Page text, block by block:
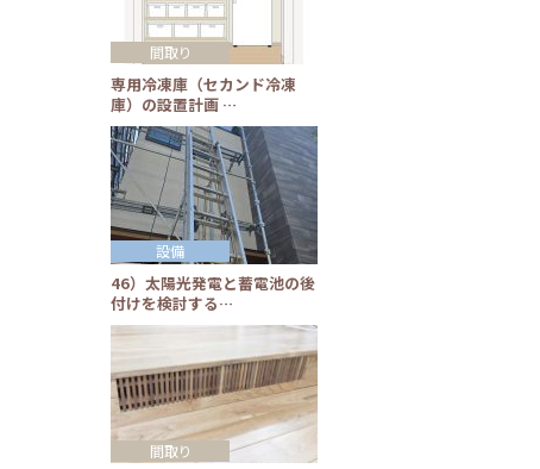
専用冷凍庫（セカンド冷凍
庫）の設置計画 …
間取り
46）太陽光発電と蓄電池の後
付けを検討する…
設備
間取り